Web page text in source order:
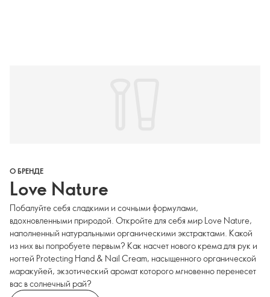
О БРЕНДЕ
Love Nature
Побалуйте себя сладкими и сочными формулами,
вдохновленными природой. Откройте для себя мир Love Nature,
наполненный натуральными органическими экстрактами. Какой
из них вы попробуете первым? Как насчет нового крема для рук и
ногтей Protecting Hand & Nail Cream, насыщенного органической
маракуйей, экзотический аромат которого мгновенно перенесет
вас в солнечный рай?